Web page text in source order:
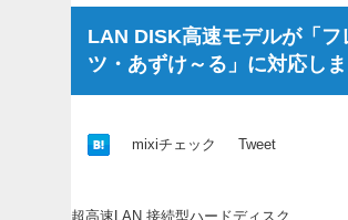
LAN DISK高速モデルが「フ
ツ・あずけ～る」に対応し
mixiチェック Tweet
超高速LAN 接続型ハードディスク